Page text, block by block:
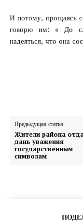
И потому, прощаясь
говорю им: « До
надеяться, что она
Предыдущая статья
Жители района
дань уважения
государственным
символам